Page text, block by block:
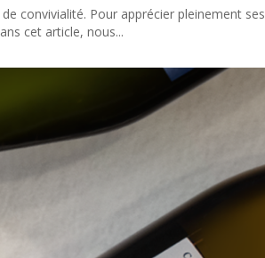
convivialité. Pour apprécier pleinement ses
cet article, nous...